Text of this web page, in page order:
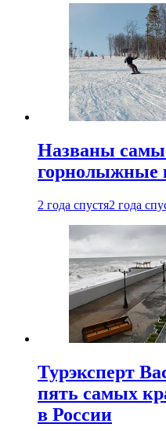
Названы
горнолыжные
2 года спустя2 года
Турэксперт
пять самых
в России